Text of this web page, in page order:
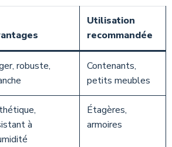
Utilisation
recommandée
robuste,
Contenants,
petits meubles
à
Étagères,
armoires